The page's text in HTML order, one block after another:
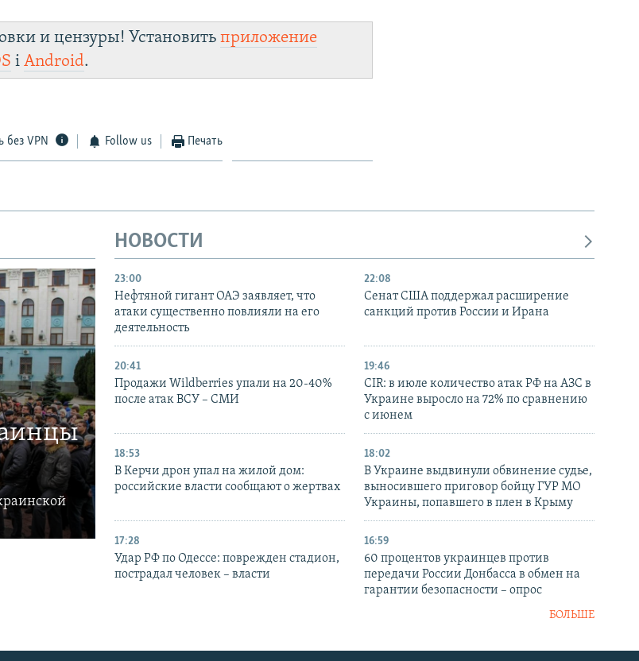
и цензуры! Установитьприложение
іAndroid.
без VPN Follow us Печать
НОВОСТИ
23:00
Нефтяной гигант ОАЭ заявляет, что
атаки существенно повлияли на его
деятельность
22:08
Сенат США поддержал расширение
санкций против России и Ирана
20:41
Продажи Wildberries упали на 20-40%
после атак ВСУ – СМИ
19:46
CIR: в июле количество атак РФ на АЗС в
Украине выросло на 72% по сравнению
с июнем
18:53
В Керчи дрон упал на жилой дом:
российские власти сообщают о жертвах
18:02
В Украине выдвинули обвинение судье,
выносившего приговор бойцу ГУР МО
Украины, попавшего в плен в Крыму
17:28
Удар РФ по Одессе: поврежден стадион,
пострадал человек – власти
16:59
60 процентов украинцев против
передачи России Донбасса в обмен на
гарантии безопасности – опрос
БОЛЬШЕ